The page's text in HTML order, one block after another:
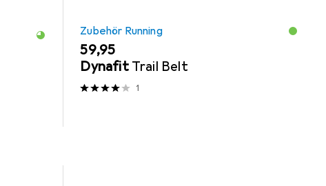
Zubehör Running
EUR
59,95
Dynafit Trail Belt
1